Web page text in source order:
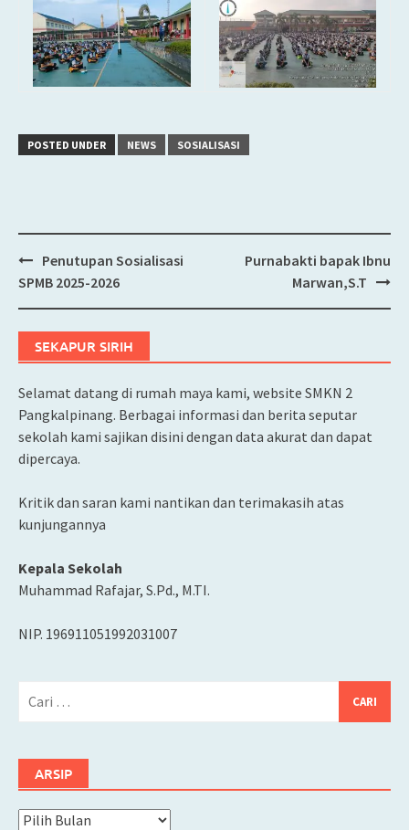
POSTED UNDER NEWS SOSIALISASI
Post
Penutupan Sosialisasi
SPMB 2025-2026
Purnabakti bapak Ibnu
Marwan,S.T
SEKAPUR SIRIH
Selamat datang di rumah maya kami, website SMKN 2
Pangkalpinang. Berbagai informasi dan berita seputar
sekolah kami sajikan disini dengan data akurat dan dapat
dipercaya.
Kritik dan saran kami nantikan dan terimakasih atas
kunjungannya
Kepala Sekolah
Muhammad Rafajar, S.Pd., M.TI.
NIP. 196911051992031007
ARSIP
Arsip